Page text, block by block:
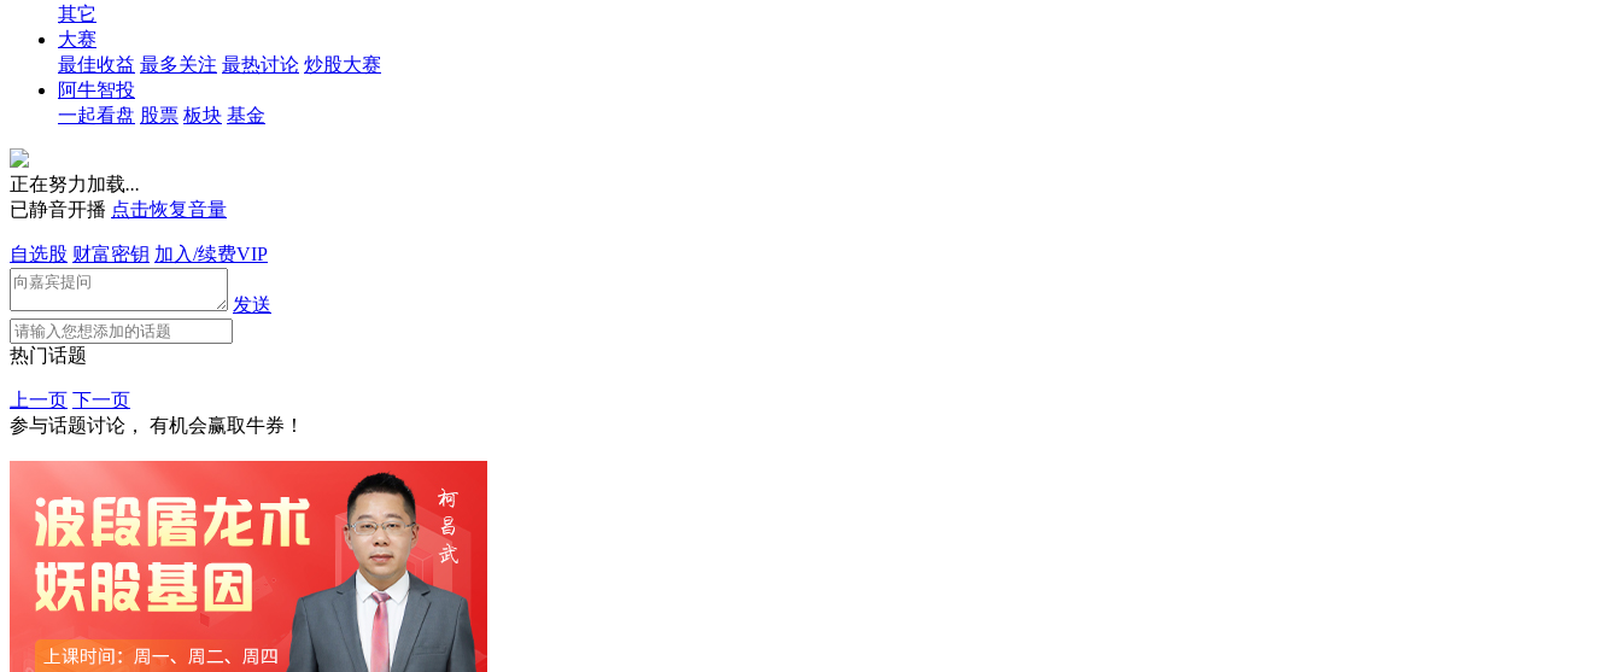
其它
大赛
最佳收益 最多关注 最热讨论 炒股大赛
阿牛智投
一起看盘 股票 板块 基金
正在努力加载...
已静音开播 点击恢复音量
自选股 财富密钥 加入/续费VIP
发送
热门话题
上一页 下一页
参与话题讨论， 有机会赢取牛券！